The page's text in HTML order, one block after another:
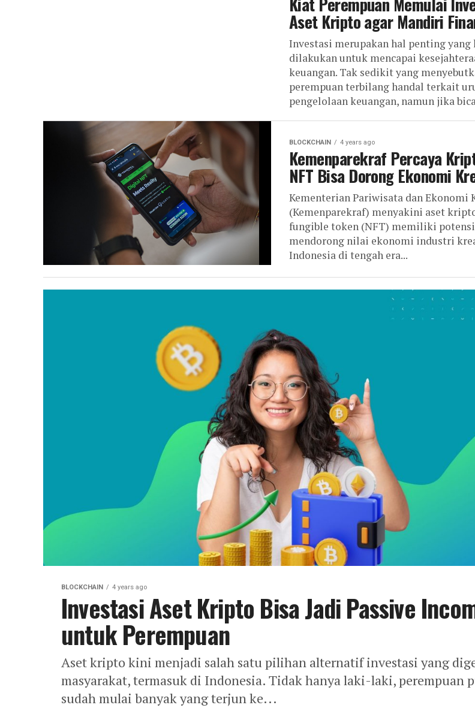
Aset Kripto agar Mandiri
Investasi merupakan hal penting yang
dilakukan untuk mencapai
keuangan. Tak sedikit yang
perempuan terbilang handal terkait
pengelolaan keuangan, namun jika
BLOCKCHAIN 4 years ago
Kemenparekraf Percaya
NFT Bisa Dorong Ekonomi
Kementerian Pariwisata dan Ekonomi
(Kemenparekraf) menyakini aset
fungible token (NFT) memiliki potensi
mendorong nilai ekonomi industri
Indonesia di tengah era...
BLOCKCHAIN 4 years ago
Investasi Aset Kripto Bisa Jadi Passive
untuk Perempuan
Aset kripto kini menjadi salah satu pilihan alternatif investasi yang
masyarakat, termasuk di Indonesia. Tidak hanya laki-laki, perempuan
sudah mulai banyak yang terjun ke...